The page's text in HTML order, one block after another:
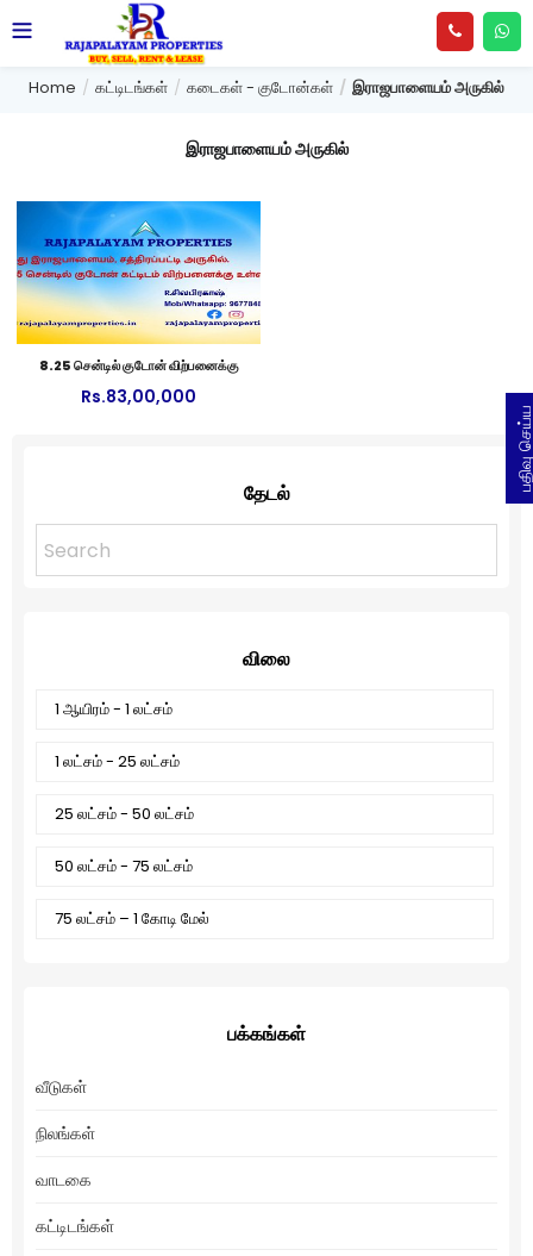
Home கட்டிடங்கள் கடைகள் - குடோன்கள் இராஜபாளையம் அருகில்
இராஜபாளையம் அருகில்
8.25 சென்டில் குடோன் விற்பனைக்கு
Rs.83,00,000
தேடல்
விலை
1 ஆயிரம் - 1 லட்சம்
1 லட்சம் - 25 லட்சம்
25 லட்சம் - 50 லட்சம்
50 லட்சம் - 75 லட்சம்
75 லட்சம் – 1 கோடி மேல்
பக்கங்கள்
வீடுகள்
நிலங்கள்
வாடகை
கட்டிடங்கள்